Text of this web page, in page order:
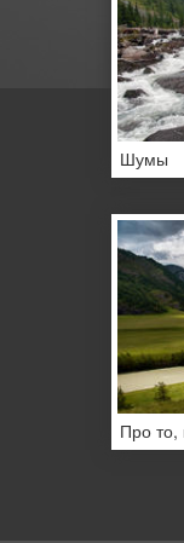
Шумы
Про то,